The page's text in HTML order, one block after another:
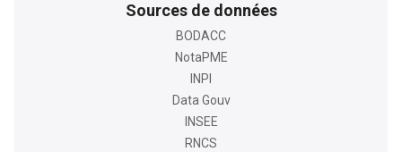
Sources de données
BODACC
NotaPME
INPI
Data Gouv
INSEE
RNCS